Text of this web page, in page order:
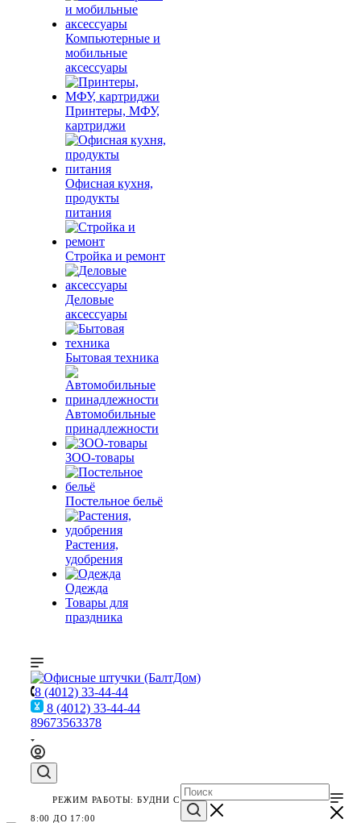
Компьютерные и
мобильные
аксессуары
Принтеры, МФУ,
картриджи
Офисная кухня,
продукты
питания
Стройка и ремонт
Деловые
аксессуары
Бытовая техника
Автомобильные
принадлежности
ЗОО-товары
Постельное бельё
Растения,
удобрения
Одежда
Товары для
праздника
8 (4012) 33-44-44
8 (4012) 33-44-44
89673563378
РЕЖИМ РАБОТЫ: БУДНИ С
8:00 ДО 17:00